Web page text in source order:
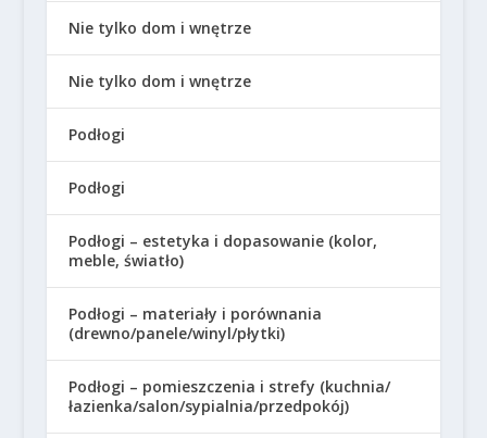
Nie tylko dom i wnętrze
Nie tylko dom i wnętrze
Podłogi
Podłogi
Podłogi – estetyka i dopasowanie (kolor,
meble, światło)
Podłogi – materiały i porównania
(drewno/panele/winyl/płytki)
Podłogi – pomieszczenia i strefy (kuchnia/
łazienka/salon/sypialnia/przedpokój)